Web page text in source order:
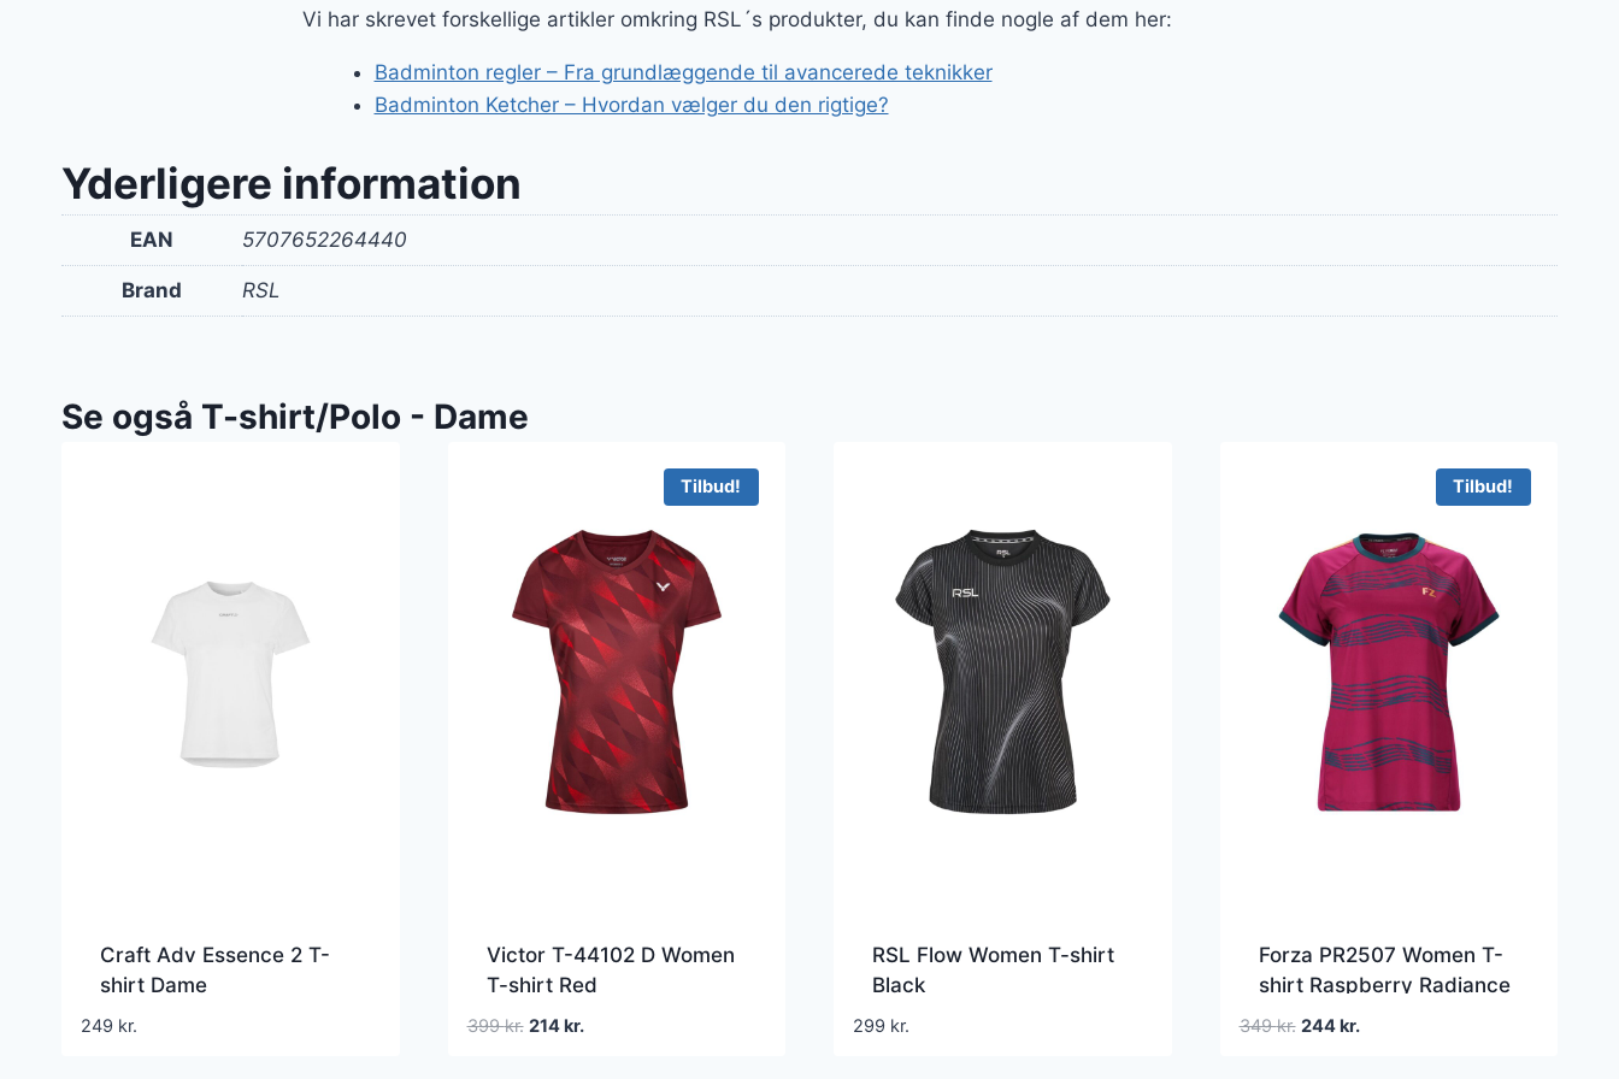
400 kr..299 kr..
Vi har skrevet forskellige artikler omkring RSL´s produkter, du kan finde nogle af dem her:
Badminton regler – Fra grundlæggende til avancerede teknikker
Badminton Ketcher – Hvordan vælger du den rigtige?
Yderligere information
EAN 5707652264440
Brand RSL
Se også T-shirt/Polo - Dame
Craft Adv Essence 2 T-
shirt Dame
249 kr.
Tilbud!
Victor T-44102 D Women
T-shirt Red
399kr. Den
214kr.Den
RSL Flow Women T-shirt
Black
299 kr.
Tilbud!
Forza PR2507 Women T-
shirt Raspberry Radiance
349kr. Den
244kr.Den